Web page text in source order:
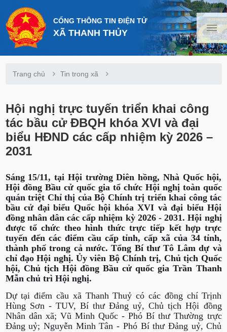
CỔNG THÔNG TIN ĐIỆN TỬ
XÃ THANH THỦY
Trang chủ Tin trong xã
Hội nghị trực tuyến triển khai công
tác bầu cử ĐBQH khóa XVI và đại
biểu HĐND các cấp nhiệm kỳ 2026 –
2031
Sáng 15/11, tại Hội trường Diên hồng, Nhà Quốc hội,
Hội đồng Bầu cử quốc gia tổ chức Hội nghị toàn quốc
quán triệt Chỉ thị của Bộ Chính trị triển khai công tác
bầu cử đại biểu Quốc hội khóa XVI và đại biểu Hội
đồng nhân dân các cấp nhiệm kỳ 2026 - 2031. Hội nghị
được tổ chức theo hình thức trực tiếp kết hợp trực
tuyến đến các điểm cầu cấp tỉnh, cấp xã của 34 tỉnh,
thành phố trong cả nước. Tổng Bí thư Tô Lâm dự và
chỉ đạo Hội nghị. Ủy viên Bộ Chính trị, Chủ tịch Quốc
hội, Chủ tịch Hội đồng Bầu cử quốc gia Trần Thanh
Mẫn chủ trì Hội nghị.
Dự tại điểm cầu xã Thanh Thuỷ có các đồng chí Trịnh
Hùng Sơn - TUV, Bí thư Đảng uỷ, Chủ tịch Hội đồng
Nhân dân xã; Vũ Minh Quốc - Phó Bí thư Thường trực
Đảng uỷ; Nguyễn Minh Tân - Phó Bí thư Đảng uỷ, Chủ